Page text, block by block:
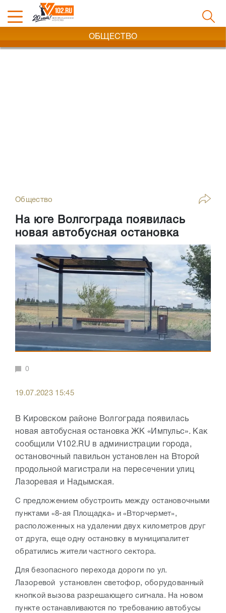
ОБЩЕСТВО
Общество
На юге Волгограда появилась
новая автобусная остановка
0
19.07.2023 15:45
В Кировском районе Волгограда появилась
новая автобусная остановка ЖК «Импульс». Как
сообщили V102.RU в администрации города,
остановочный павильон установлен на Второй
продольной магистрали на пересечении улиц
Лазоревая и Надымская.
С предложением обустроить между остановочными
пунктами «8-ая Площадка» и «Вторчермет»,
расположенных на удалении двух километров друг
от друга, еще одну остановку в муниципалитет
обратились жители частного сектора.
Для безопасного перехода дороги по ул.
Лазоревой установлен светофор, оборудованный
кнопкой вызова разрешающего сигнала. На новом
пункте останавливаются по требованию автобусы